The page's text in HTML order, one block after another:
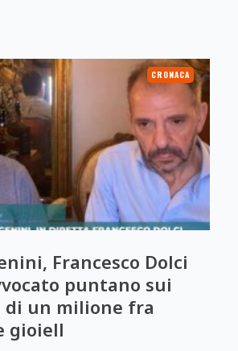
CRONACA
Francesco Dolci
puntano sui
di un milione fra
gioiell